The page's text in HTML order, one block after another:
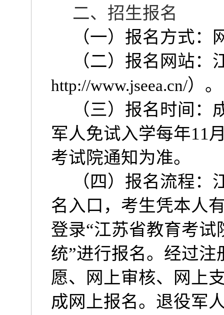
二、招生报名
（一）报名方式：
（二）报名网站
http://www.jseea.cn/）。
（三）报名时间：
军人免试入学每年11
考试院通知为准。
（四）报名流程
名入口，考生凭本人
登录“江苏省教育考试
统”进行报名。经过注
愿、网上审核、网上
成网上报名。退役军